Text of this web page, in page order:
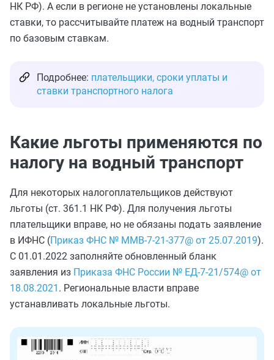
НК РФ). А если в регионе не установлены локальные
ставки, то рассчитывайте платеж на водный транспорт
по базовым ставкам.
Подробнее: плательщики, сроки уплаты и
ставки транспортного налога
Какие льготы применяются по
налогу на водный транспорт
Для некоторых налогоплательщиков действуют
льготы (ст. 361.1 НК РФ). Для получения льготы
плательщики вправе, но не обязаны подать заявление
в ИФНС (Приказ ФНС № ММВ-7-21-377@ от 25.07.2019).
С 01.01.2022 заполняйте обновленный бланк
заявления из Приказа ФНС России № ЕД-7-21/574@ от
18.08.2021 . Региональные власти вправе
устанавливать локальные льготы.